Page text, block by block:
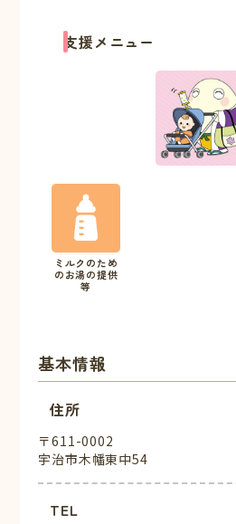
支援メニュー
ミルクのため
のお湯の提供
等
基本情報
住所
〒611-0002
宇治市木幡東中54
TEL